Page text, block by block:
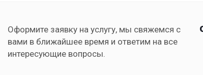
Оформите заявку на услугу, мы свяжемся с
вами в ближайшее время и ответим на все
интересующие вопросы.